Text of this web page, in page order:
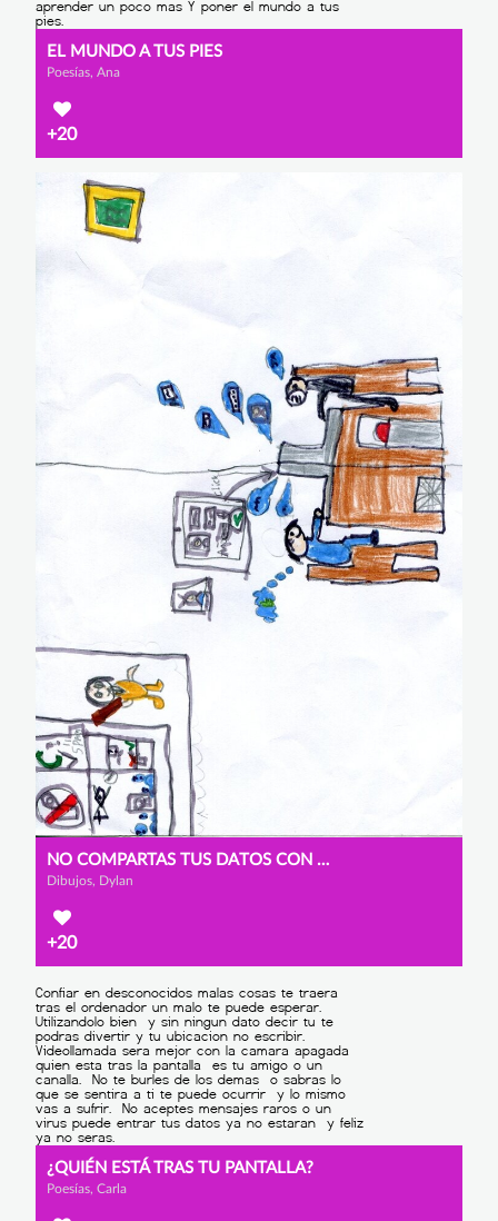
EL MUNDO A TUS PIES
Poesías, Ana
+20
NO COMPARTAS TUS DATOS CON DESCONOCIDOS
Dibujos, Dylan
+20
¿QUIÉN ESTÁ TRAS TU PANTALLA?
Poesías, Carla